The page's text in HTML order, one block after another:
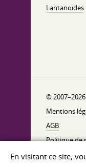
En visitant ce site,
Lantanoïdes
©
Mentions
AGB
Politique de
Politique de